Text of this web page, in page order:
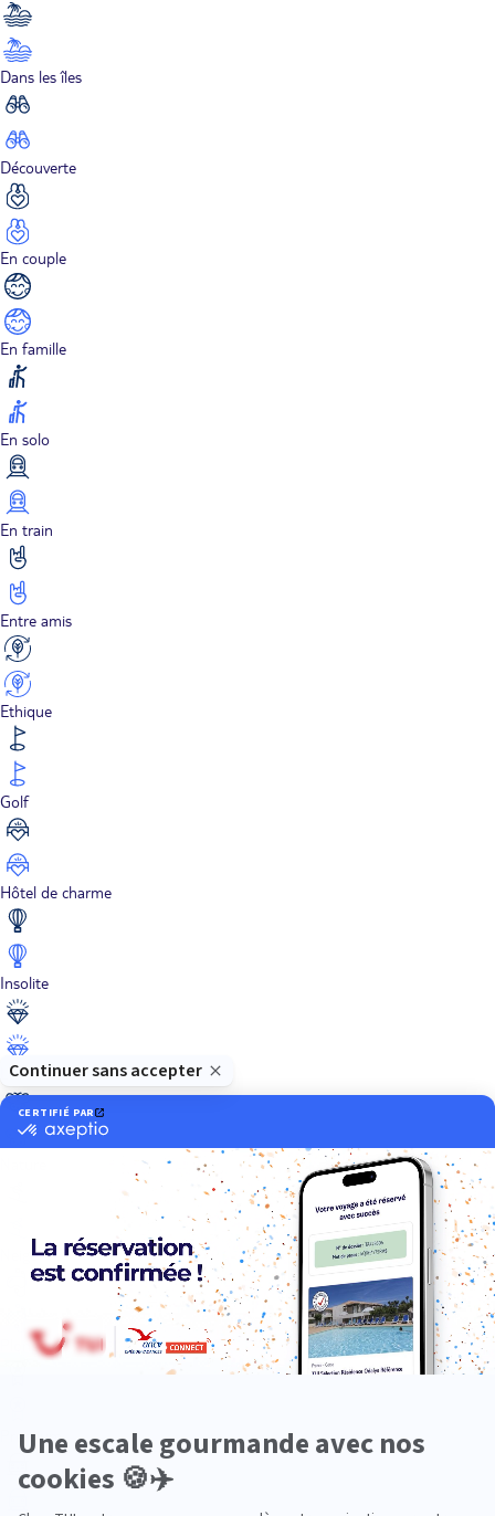
Dans les îles
Découverte
En couple
En famille
En solo
En train
Entre amis
Ethique
Golf
Hôtel de charme
Insolite
Luxe
Neige
Plongée
Premium